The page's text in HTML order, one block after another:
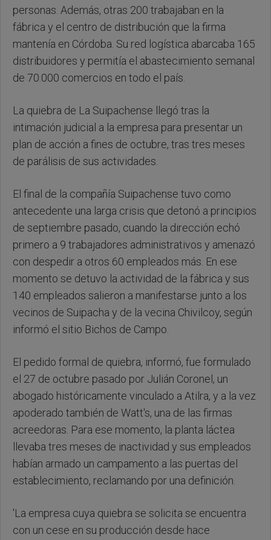
personas. Además, otras 200 trabajaban en la
fábrica y el centro de distribución que la firma
mantenía en Córdoba. Su red logística abarcaba 165
distribuidores y permitía el abastecimiento semanal
de 70.000 comercios en todo el país.
La quiebra de La Suipachense llegó tras la
intimación judicial a la empresa para presentar un
plan de acción a fines de octubre, tras tres meses
de parálisis de sus actividades.
El final de la compañía Suipachense tuvo como
antecedente una larga crisis que detonó a principios
de septiembre pasado, cuando la dirección echó
primero a 9 trabajadores administrativos y amenazó
con despedir a otros 60 empleados más. En ese
momento se detuvo la actividad de la fábrica y sus
140 empleados salieron a manifestarse junto a los
vecinos de Suipacha y de la vecina Chivilcoy, según
informó el sitio Bichos de Campo.
El pedido formal de quiebra, informó, fue formulado
el 27 de octubre pasado por Julián Coronel, un
abogado históricamente vinculado a Atilra, y a la vez
apoderado también de Watt's, una de las firmas
acreedoras. Para ese momento, la planta láctea
llevaba tres meses de inactividad y sus empleados
habían armado un campamento a las puertas del
establecimiento, reclamando por una definición.
'La empresa cuya quiebra se solicita se encuentra
con un cese en su producción desde hace